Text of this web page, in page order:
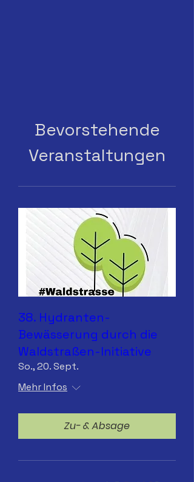
Bevorstehende
Veranstaltungen
38. Hydranten-
Bewässerung durch die
Waldstraßen-Initiative
So., 20. Sept.
Mehr Infos
Zu- & Absage